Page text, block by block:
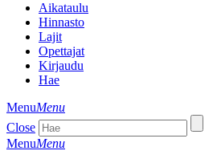
Aikataulu
Hinnasto
Lajit
Opettajat
Kirjaudu
Hae
MenuMenu
Close
MenuMenu